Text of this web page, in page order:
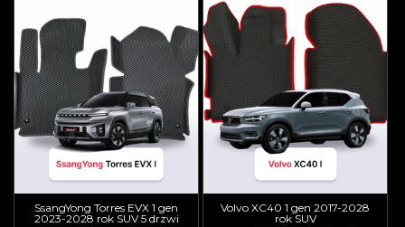
SsangYong Torres EVX 1 gen
2023-2028 rok SUV 5 drzwi
Volvo XC40 1 gen 2017-2028
rok SUV